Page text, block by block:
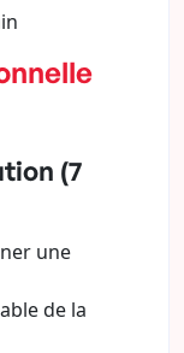
(7
une
de la